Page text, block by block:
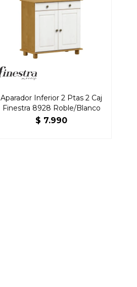
Aparador Inferior 2 Ptas 2 Caj
Finestra 8928 Roble/Blanco
$ 7.990